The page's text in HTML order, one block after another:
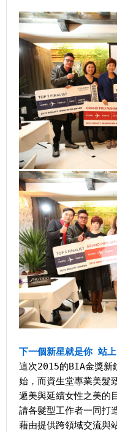
下一個新星就是你 站
這次2015的BIA金獎新
始，而資生堂專業美髮
遞美與延續女性之美的
請各髮型工作者一同打
藉由提供跨領域交流與